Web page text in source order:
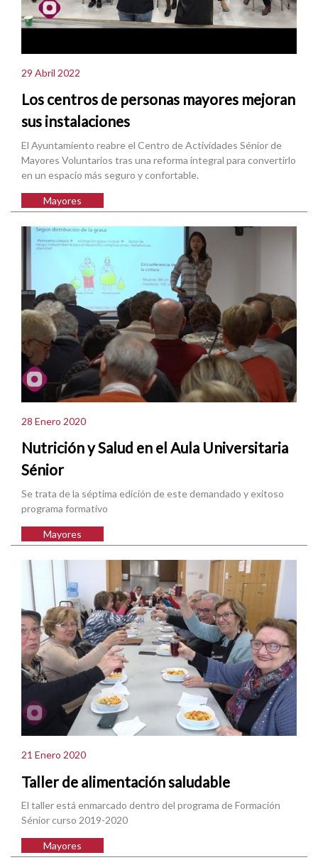
29 Abril 2022
Los centros de personas mayores mejoran
sus instalaciones
El Ayuntamiento reabre el Centro de Actividades Sénior de
Mayores Voluntarios tras una reforma integral para convertirlo
en un espacio más seguro y confortable.
Mayores
28 Enero 2020
Nutrición y Salud en el Aula Universitaria
Sénior
Se trata de la séptima edición de este demandado y exitoso
programa formativo
Mayores
21 Enero 2020
Taller de alimentación saludable
El taller está enmarcado dentro del programa de Formación
Sénior curso 2019-2020
Mayores